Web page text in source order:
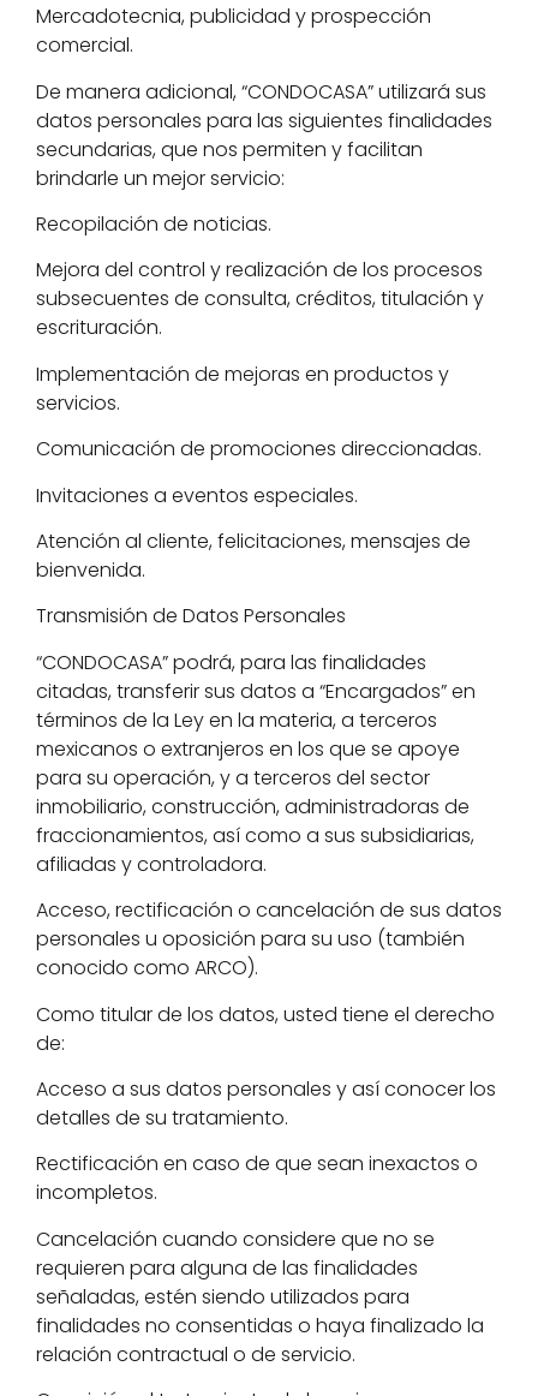
Mercadotecnia, publicidad y prospección
comercial.
De manera adicional, “CONDOCASA” utilizará sus
datos personales para las siguientes finalidades
secundarias, que nos permiten y facilitan
brindarle un mejor servicio:
Recopilación de noticias.
Mejora del control y realización de los procesos
subsecuentes de consulta, créditos, titulación y
escrituración.
Implementación de mejoras en productos y
servicios.
Comunicación de promociones direccionadas.
Invitaciones a eventos especiales.
Atención al cliente, felicitaciones, mensajes de
bienvenida.
Transmisión de Datos Personales
“CONDOCASA” podrá, para las finalidades
citadas, transferir sus datos a “Encargados” en
términos de la Ley en la materia, a terceros
mexicanos o extranjeros en los que se apoye
para su operación, y a terceros del sector
inmobiliario, construcción, administradoras de
fraccionamientos, así como a sus subsidiarias,
afiliadas y controladora.
Acceso, rectificación o cancelación de sus datos
personales u oposición para su uso (también
conocido como ARCO).
Como titular de los datos, usted tiene el derecho
de:
Acceso a sus datos personales y así conocer los
detalles de su tratamiento.
Rectificación en caso de que sean inexactos o
incompletos.
Cancelación cuando considere que no se
requieren para alguna de las finalidades
señaladas, estén siendo utilizados para
finalidades no consentidas o haya finalizado la
relación contractual o de servicio.